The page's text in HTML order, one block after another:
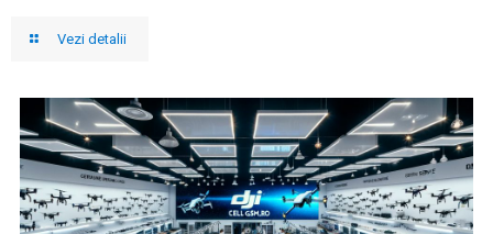
Vezi detalii